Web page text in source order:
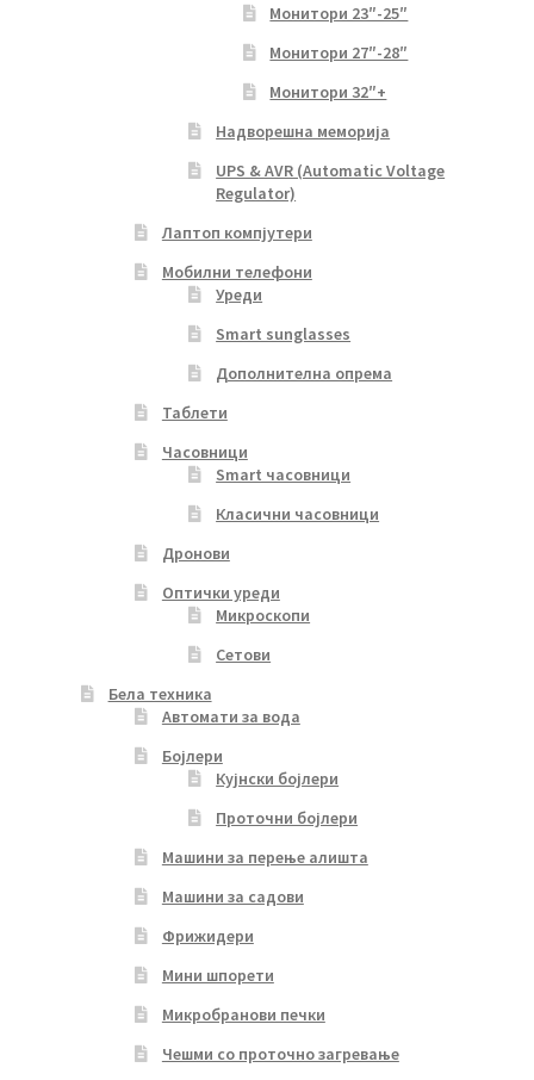
Монитори 23″-25″
Монитори 27″-28″
Монитори 32″+
Надворешна меморија
UPS & AVR (Automatic Voltage
Regulator)
Лаптоп компјутери
Мобилни телефони
Уреди
Smart sunglasses
Дополнителна опрема
Таблети
Часовници
Smart часовници
Класични часовници
Дронови
Оптички уреди
Микроскопи
Сетови
Бела техника
Автомати за вода
Бојлери
Кујнски бојлери
Проточни бојлери
Машини за перење алишта
Машини за садови
Фрижидери
Мини шпорети
Микробранови печки
Чешми со проточно загревање